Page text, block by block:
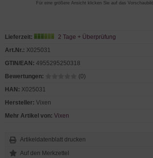
Für eine größere Ansicht klicken Sie auf das Vorschaubild
Lieferzeit:
2 Tage + Überprüfung
Art.Nr.: X025031
GTIN/EAN: 4955295250318
Bewertungen:
(0)
HAN: X025031
Hersteller: Vixen
Mehr Artikel von: Vixen
Artikeldatenblatt drucken